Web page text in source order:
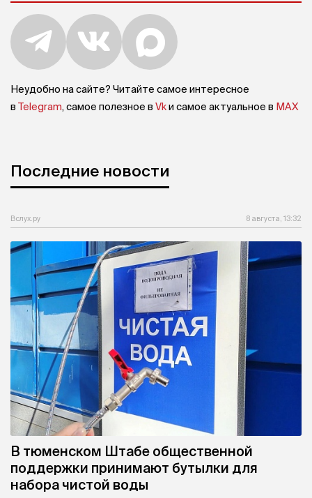
Неудобно на сайте? Читайте самое интересное
в Telegram, самое полезное в Vkи самое актуальное в MAX
Последние новости
Вслух.ру 8 августа, 13:32
В тюменском Штабе общественной
поддержки принимают бутылки для
набора чистой воды